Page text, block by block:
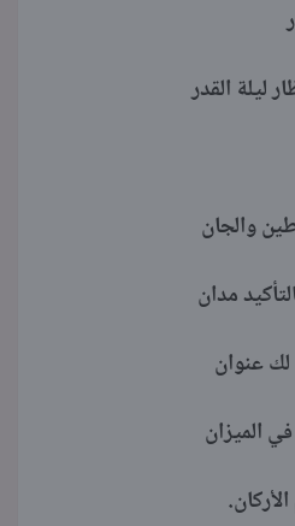
ليلة القدر
والجان
مدان
لك عنوان
الميزان